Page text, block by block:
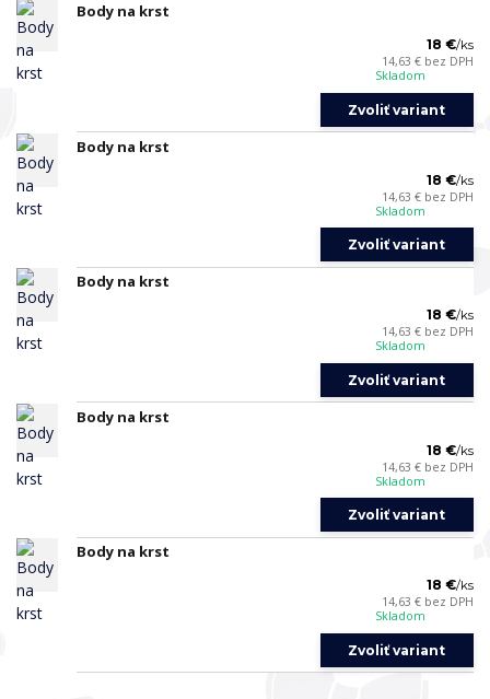
Body na krst
18 €/ks
14,63 € bez DPH
Skladom
Zvoliť variant
Body na krst
18 €/ks
14,63 € bez DPH
Skladom
Zvoliť variant
Body na krst
18 €/ks
14,63 € bez DPH
Skladom
Zvoliť variant
Body na krst
18 €/ks
14,63 € bez DPH
Skladom
Zvoliť variant
Body na krst
18 €/ks
14,63 € bez DPH
Skladom
Zvoliť variant